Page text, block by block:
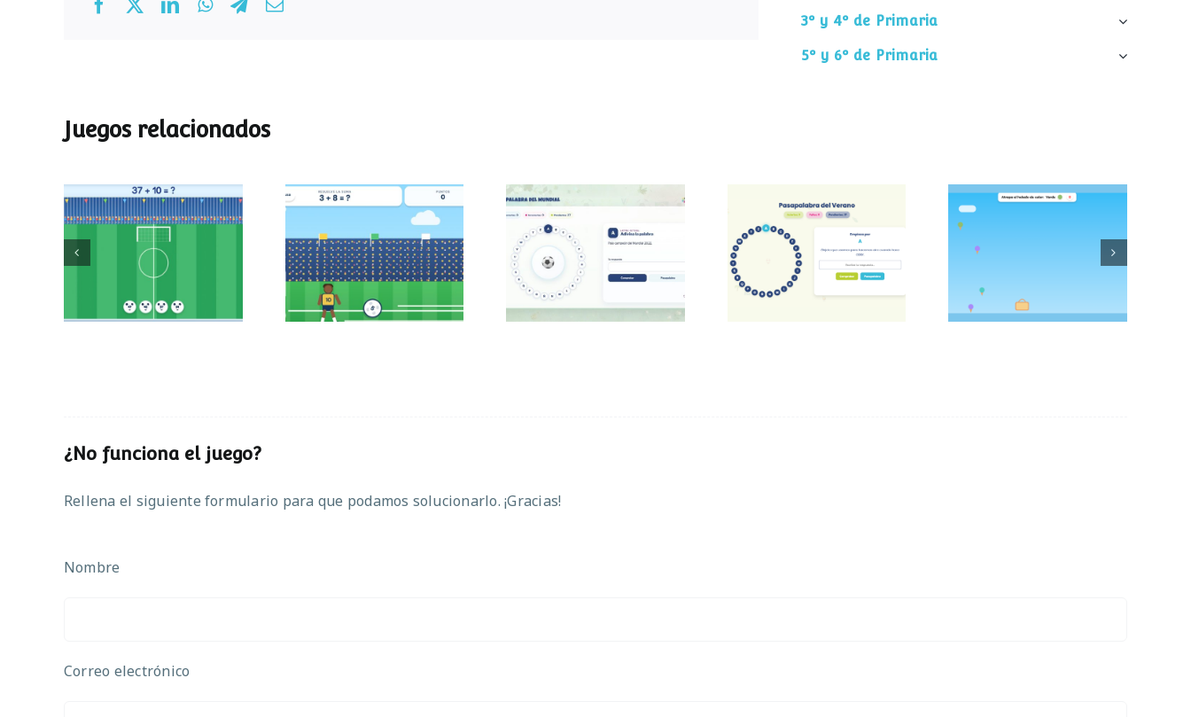
3º y 4º de Primaria
5º y 6º de Primaria
Juegos relacionados
Mundial de
operaciones
Partido de sumas
Pasapalabra del
Mundial
Pasapalabra del
verano
Atrapa el helado
¿No funciona el juego?
Rellena el siguiente formulario para que podamos solucionarlo. ¡Gracias!
Nombre
Correo electrónico